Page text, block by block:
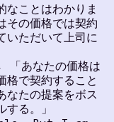
なことはわかりま
その価格では契約
いただいて上司に
「あなたの価格は
格で契約すること
なたの提案をボス
る。」